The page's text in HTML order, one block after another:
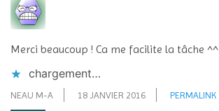
Merci beaucoup ! Ca me facilite la tâche ^^
chargement…
NEAU M-A 18 JANVIER 2016 PERMALINK